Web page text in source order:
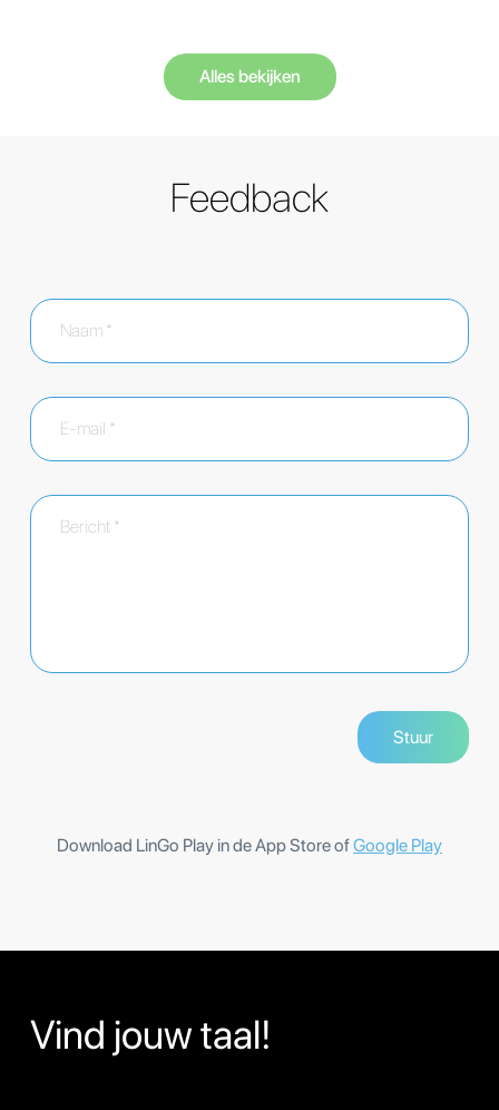
Alles bekijken
Feedback
Download LinGo Play in de App Store ofGoogle Play
Vind jouw taal!